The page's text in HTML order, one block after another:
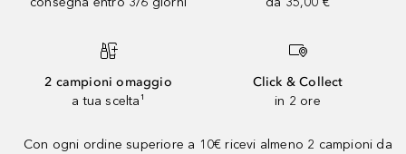
2 campioni omaggio
a tua scelta¹
Click & Collect
in 2 ore
Con ogni ordine superiore a 10€ ricevi almeno 2 campioni da